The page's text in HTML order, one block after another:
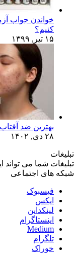
خواندن جواب
کنیم؟
۱۵ تیر, ۱۳۹۹
بهترین ضد
۲۸ دی, ۱۴۰۲
تبلیغات
تبلیغات شما می تواند
شبکه های اجتماعی
فیسبوک
ایکس
لینکداین
اینستاگرام
Medium
تلگرام
خوراک